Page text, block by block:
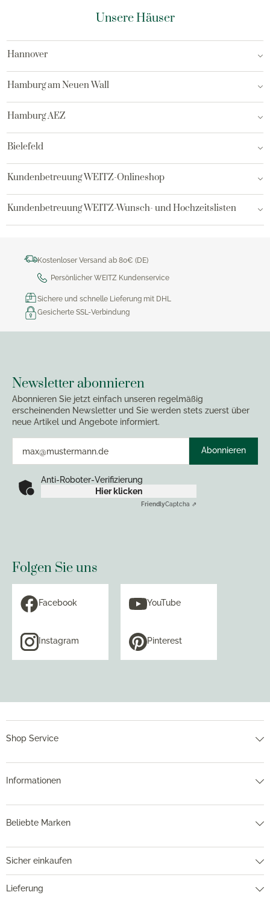
Unsere Häuser
Hannover
Hamburg am Neuen Wall
Hamburg AEZ
Bielefeld
Kundenbetreuung WEITZ-Onlineshop
Kundenbetreuung WEITZ-Wunsch- und Hochzeitslisten
Kostenloser Versand ab 80€ (DE)
Persönlicher WEITZ Kundenservice
Sichere und schnelle Lieferung mit DHL
Gesicherte SSL-Verbindung
Newsletter abonnieren
Abonnieren Sie jetzt einfach unseren regelmäßig
erscheinenden Newsletter und Sie werden stets zuerst über
neue Artikel und Angebote informiert.
Abonnieren
Anti-Roboter-Verifizierung
Hier klicken
FriendlyCaptcha ⇗
Folgen Sie uns
Facebook YouTube
Instagram Pinterest
Shop Service
Informationen
Beliebte Marken
Sicher einkaufen
Lieferung